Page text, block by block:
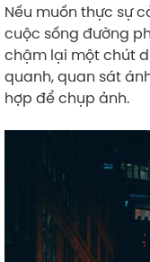
Nếu muốn thực sự
cuộc sống đường
chậm lại một chút
quanh, quan sát
hợp để chụp ảnh.